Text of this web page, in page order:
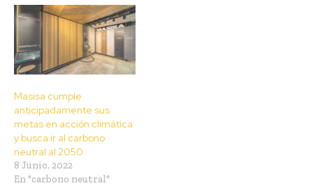
Masisa cumple
anticipadamente sus
metas en acción climática
y busca ir al carbono
neutral al 2050
8 Junio, 2022
En "carbono neutral"